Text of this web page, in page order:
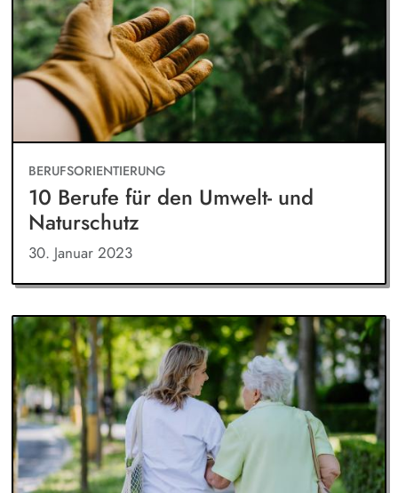
BERUFSORIENTIERUNG
10 Berufe für den Umwelt- und
Naturschutz
30. Januar 2023